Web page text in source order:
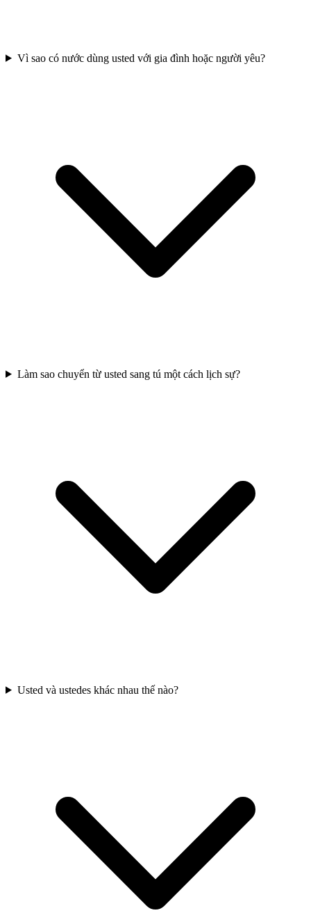
Vì sao có nước dùng usted với gia đình hoặc người yêu?
Làm sao chuyển từ usted sang tú một cách lịch sự?
Usted và ustedes khác nhau thế nào?